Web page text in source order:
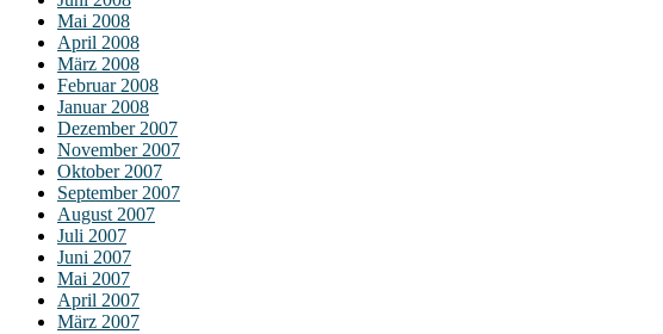
Mai 2008
April 2008
März 2008
Februar 2008
Januar 2008
Dezember 2007
November 2007
Oktober 2007
September 2007
August 2007
Juli 2007
Juni 2007
Mai 2007
April 2007
März 2007